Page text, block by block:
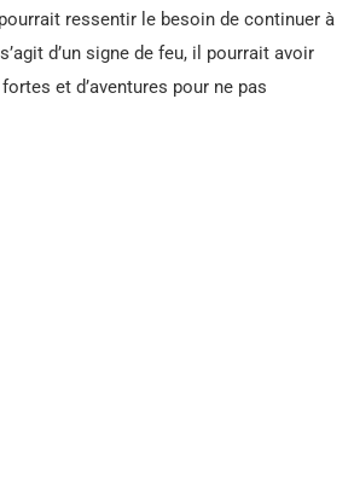
ressentir le besoin de continuer à
d’un signe de feu, il pourrait avoir
et d’aventures pour ne pas